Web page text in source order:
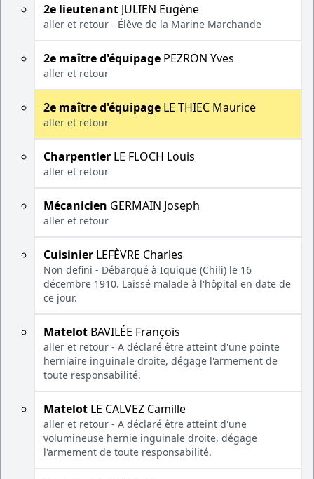
2e lieutenant JULIEN Eugène
aller et retour - Élève de la Marine Marchande
2e maître d'équipage PEZRON Yves
aller et retour
2e maître d'équipage LE THIEC Maurice
aller et retour
Charpentier LE FLOCH Louis
aller et retour
Mécanicien GERMAIN Joseph
aller et retour
Cuisinier LEFÈVRE Charles
Non defini - Débarqué à Iquique (Chili) le 16
décembre 1910. Laissé malade à l'hôpital en date de
ce jour.
Matelot BAVILÉE François
aller et retour - A déclaré être atteint d'une pointe
herniaire inguinale droite, dégage l'armement de
toute responsabilité.
Matelot LE CALVEZ Camille
aller et retour - A déclaré être atteint d'une
volumineuse hernie inguinale droite, dégage
l'armement de toute responsabilité.